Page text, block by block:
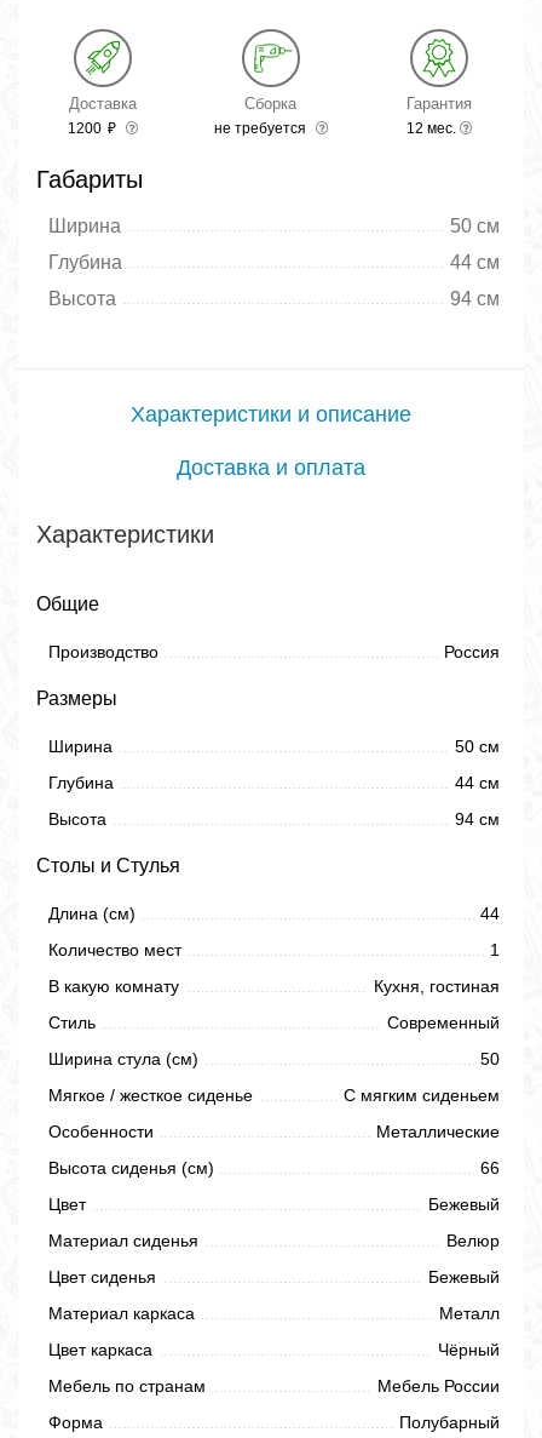
Доставка
1200 ₽
Сборка
не требуется
Гарантия
12 мес.
Габариты
Ширина
50 см
Глубина
44 см
Высота
94 см
Характеристики и описание
Доставка и оплата
Характеристики
Общие
Производство Россия
Размеры
Ширина
50 см
Глубина
44 см
Высота
94 см
Столы и Стулья
Длина (см)
44
Количество мест
1
В какую комнату
Кухня, гостиная
Стиль
Современный
Ширина стула (см)
50
Мягкое / жесткое сиденье
С мягким сиденьем
Особенности
Металлические
Высота сиденья (см)
66
Цвет
Бежевый
Материал сиденья
Велюр
Цвет сиденья
Бежевый
Материал каркаса
Металл
Цвет каркаса
Чёрный
Мебель по странам
Мебель России
Форма
Полубарный